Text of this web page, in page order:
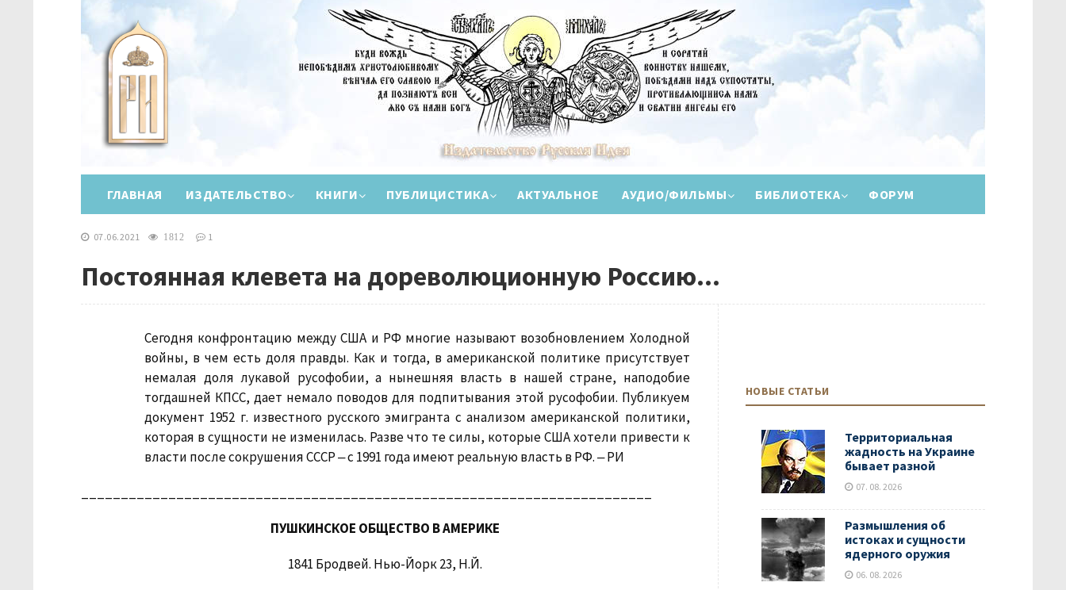
ГЛАВНАЯ ИЗДАТЕЛЬСТВО КНИГИ ПУБЛИЦИСТИКА АКТУАЛЬНОЕ АУДИО/ФИЛЬМЫ БИБЛИОТЕКА ФОРУМ
07.06.2021 1812 1
Постоянная клевета на дореволюционную Россию...
Сегодня конфронтацию между США и РФ многие называют возобновлением Холодной
войны, в чем есть доля правды. Как и тогда, в американской политике присутствует
немалая доля лукавой русофобии, а нынешняя власть в нашей стране, наподобие
тогдашней КПСС, дает немало поводов для подпитывания этой русофобии. Публикуем
документ 1952 г. известного русского эмигранта с анализом американской политики,
которая в сущности не изменилась. Разве что те силы, которые США хотели привести к
власти после сокрушения СССР ‒ с 1991 года имеют реальную власть в РФ. ‒ РИ
ПУШКИНСКОЕ ОБЩЕСТВО В АМЕРИКЕ
1841 Бродвей. Нью-Йорк 23, Н.Й.
НОВЫЕ СТАТЬИ
Территориальная
жадность на Украине
бывает разной
07. 08. 2026
Размышления об
истоках и сущности
ядерного оружия
06. 08. 2026